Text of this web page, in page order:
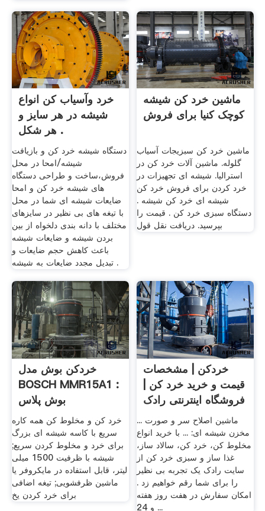
خرد و‌آسیاب کن‌ انواع
شیشه در هر سایز و
هر شکل .
دستگاه شیشه خرد کن و بازیافت
شیشه/امحا در محل
فروش،ساخت و طراحی دستگاه
های شیشه خرد کن و امحا
ضایعات شیشه ای شما در محل
با تیغه های بی نظیر در سایزهای
مختلف با دانه بندی دلخواه از بین
بردن شیشه و ضایعات شیشه
باعث کاهش حجم ضایعات و
تبدیل مجدد ضایعات به شیشه .
ماشین خرد کن شیشه
کوچک کنیا برای فروش
ماشین خرد کن سبزیجات آسیاب
گلوله. ماشین آلات خرد کن در
استرالیا. شیشه ای تجهیزات در
خرد کردن برای فروش خرد کن
شیشه ای خرد کن شیشه .
دستگاه سبزی خرد کن . قیمت را
بپرسید. دریافت نقل قول
خردکن بوش مدل
BOSCH MMR15A1 :
بوش پلاس
خرد کن و مخلوط کن همه کاره
سریع با کاسه شیشه ای بزرگ
برای خرد و مخلوط کردن سریع;
شیشه با ظرفیت 1500 میلی
لیتر، قابل استفاده در مایکروفر یا
ماشین ظرفشویی; تیغه اضافی
برای خرد کردن یخ
خردکن | مشخصات
قیمت و خرید خرد کن |
فروشگاه اینترنتی رادک
ماشین اصلاح سر و صورت ...
مخزن شیشه ای: ... با خرید انواع
مخلوط کن، خرد کن، سالاد ساز،
غذا ساز و سبزی خرد کن از
سایت رادک یک تجربه بی نظیر
را برای شما رقم خواهیم زد .
امکان سفارش در هفت روز هفته
و 24 ...